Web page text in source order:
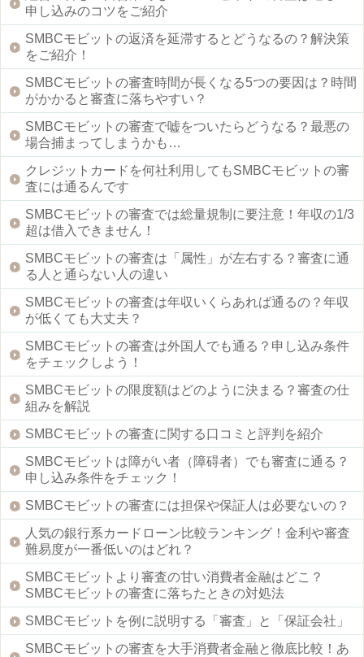
申し込みのコツをご紹介
SMBCモビットの返済を延滞するとどうなるの？解決策
をご紹介！
SMBCモビットの審査時間が長くなる5つの要因は？時間
がかかると審査に落ちやすい？
SMBCモビットの審査で嘘をついたらどうなる？最悪の
場合捕まってしまうかも…
クレジットカードを何社利用してもSMBCモビットの審
査には通るんです
SMBCモビットの審査では総量規制に要注意！年収の1/3
超は借入できません！
SMBCモビットの審査は「属性」が左右する？審査に通
る人と通らない人の違い
SMBCモビットの審査は年収いくらあれば通るの？年収
が低くても大丈夫？
SMBCモビットの審査は外国人でも通る？申し込み条件
をチェックしよう！
SMBCモビットの限度額はどのように決まる？審査の仕
組みを解説
SMBCモビットの審査に関する口コミと評判を紹介
SMBCモビットは障がい者（障碍者）でも審査に通る？
申し込み条件をチェック！
SMBCモビットの審査には担保や保証人は必要ないの？
人気の銀行系カードローン比較ランキング！金利や審査
難易度が一番低いのはどれ？
SMBCモビットより審査の甘い消費者金融はどこ？
SMBCモビットの審査に落ちたときの対処法
SMBCモビットを例に説明する「審査」と「保証会社」
SMBCモビットの審査を大手消費者金融と徹底比較！あ